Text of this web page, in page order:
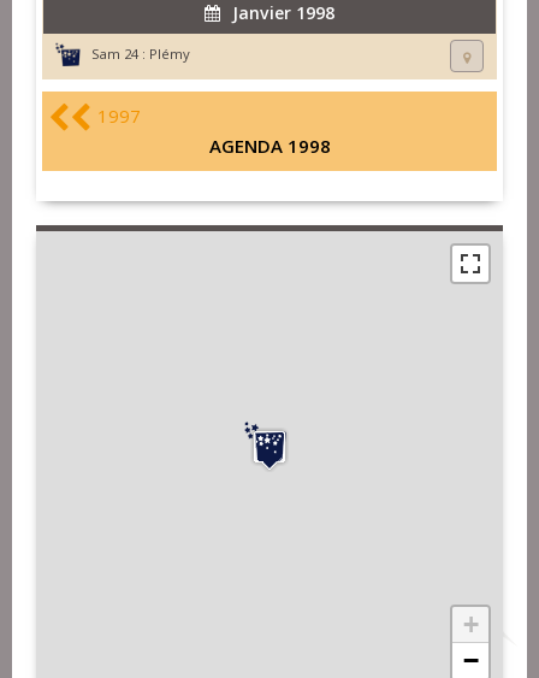
Janvier 1998
Sam 24 : Plémy
1997
AGENDA 1998
+
−